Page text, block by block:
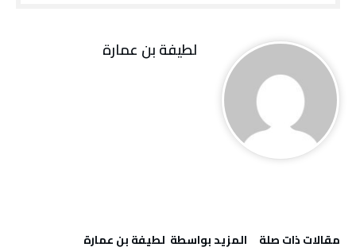
لطيفة بن عمارة
‫مقالات ذات صلة‬ ‫‫المزيد بواسطة‬ ‬ لطيفة بن عمارة